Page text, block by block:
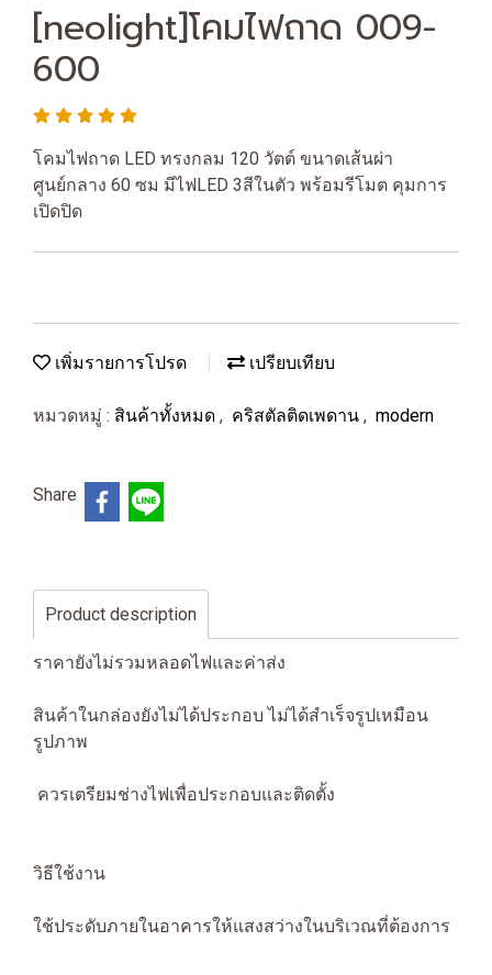
[neolight]โคมไฟถาด 009-
600
โคมไฟถาด LED ทรงกลม 120 วัตต์ ขนาดเส้นผ่า
ศูนย์กลาง 60 ซม มีไฟLED 3สีในตัว พร้อมรีโมต คุมการ
เปิดปิด
เพิ่มรายการโปรด เปรียบเทียบ
หมวดหมู่ : สินค้าทั้งหมด , คริสตัลติดเพดาน , modern
Share
Product description
ราคายังไม่รวมหลอดไฟและค่าส่ง
สินค้าในกล่องยังไม่ได้ประกอบ ไม่ได้สำเร็จรูปเหมือน
รูปภาพ
ควรเตรียมช่างไฟเพื่อประกอบและติดตั้ง
วิธีใช้งาน
ใช้ประดับภายในอาคารให้แสงสว่างในบริเวณที่ต้องการ